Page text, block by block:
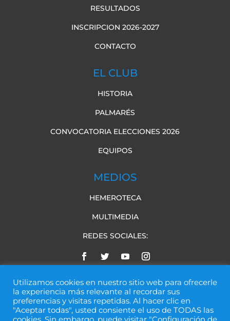
RESULTADOS
INSCRIPCION 2026-2027
CONTACTO
EL CLUB
HISTORIA
PALMARÉS
CONVOCATORIA ELECCIONES 2026
EQUIPOS
MEDIOS
HEMEROTECA
MULTIMEDIA
REDES SOCIALES:
Utilizamos cookies en nuestro sitio web para ofrecerle
la experiencia más relevante al recordar sus
preferencias y visitas repetidas. Al hacer clic en
"Aceptar todas", usted consiente el uso de TODAS las